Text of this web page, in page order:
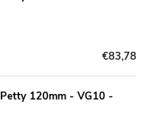
€83,78
120mm - VG10 -